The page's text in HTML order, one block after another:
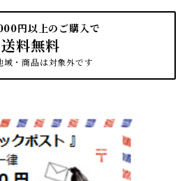
円以上のご購入で
送料無料
・商品は対象外です